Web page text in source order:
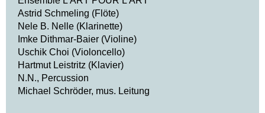
Astrid Schmeling (Flöte)
Nele B. Nelle (Klarinette)
Imke Dithmar-Baier (Violine)
Uschik Choi (Violoncello)
Hartmut Leistritz (Klavier)
N.N., Percussion
Michael Schröder, mus. Leitung